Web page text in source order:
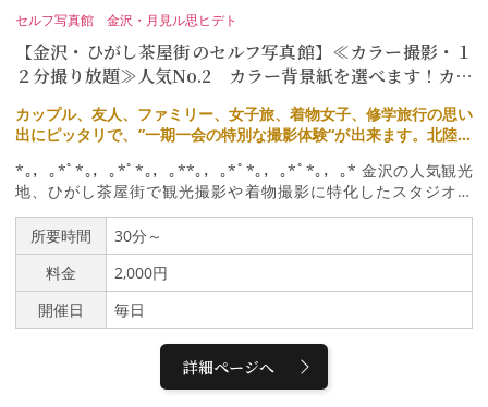
的な光景は、訪れた文人墨客たちの心を打ち、この部屋に「月の
間」の名をもたらしました。またその背景には、隣接する諏訪神社
で執り行われてきた室町時代から続く「三光祭」の精神があり、
人々は月の光に祈りを捧げ、心を澄ませてきました。この部屋は、
金沢に根づく月への信仰と風雅の文化を今に伝える、極めて貴重な
存在です。つば甚前田利家公にお抱え鍔師として仕えた傍ら、もて
芥川龍之介、三島由紀夫ら多くの文人墨客に愛され、金沢で最も長
い歴史を誇る料亭です。特別加賀料理会席つば甚では、代々受け継
がれてきた技法と季節の恵みを活かした「加賀料理」をご用意しま
す。能登の海の幸を中心に、地元の食材を繊細な出汁と共に一品一
品お出しします。すべては季節を五感で味わっていただくための、
ここでしか味わえないつば甚ならではの献立。加えて、器は九谷焼
や輪島塗といった加賀・能登の工芸を用い、目にも雅やかな演出で
お届けします。歴史ある客室で、家伝の調度や美術品に囲まれなが
ら、幾世代に渡って磨かれてきた職人の技が織りなす一皿一皿をご
堪能ください。 会食プラン内容（完全予約制）昼席・夜席 各日一
組様限定（完全貸切）「月の間」特別体験料(ルームチャージ) ： 5
【金沢・ひがし茶屋街のセルフ写真館】≪カラー撮影・１
２分撮り放題≫人気No.2 カラー背景紙を選べます！カッ
プル、女性、ファミリーに人気♪♪
セルフ写真館 金沢・月見ル思ヒデト
カップル、友人、ファミリー、女子旅、着物女子、修学旅行の思い
出にピッタリで、”一期一会の特別な撮影体験“が出来ます。北陸初
*｡，｡*ﾟ*｡，｡*ﾟ*｡，｡**｡，｡*ﾟ*｡，｡*ﾟ*｡，｡* 金沢の人気観光
地、ひがし茶屋街で観光撮影や着物撮影に特化したスタジオで
す。 着物ではないカップルや修学旅行の学生やファミリーもおす
すめです。撮影体験は観光客に嬉しい、手ぶらでOKなのでカンタ
ン♪ラクラク♪お客様専用の撮影ブースで豊富な小物やかわいいカ
ラー背景で撮影体験ができます。 主に①ムーンショット②カラー
背景撮影③モノクロ撮影の中からお好みの撮影ができます。 背景
紙は「ホワイト」「ピンク」「グレー」からお選びいただけます。
￣￣￣￣￣￣ ①受付 ②メイクルームでお化粧直し ③小物を選
ぶ ④ポージング集を見ながら撮影 ⑤データ受け渡し <データ受
所要時間
30分～
料金
2,000円
開催日
毎日
詳細ページへ